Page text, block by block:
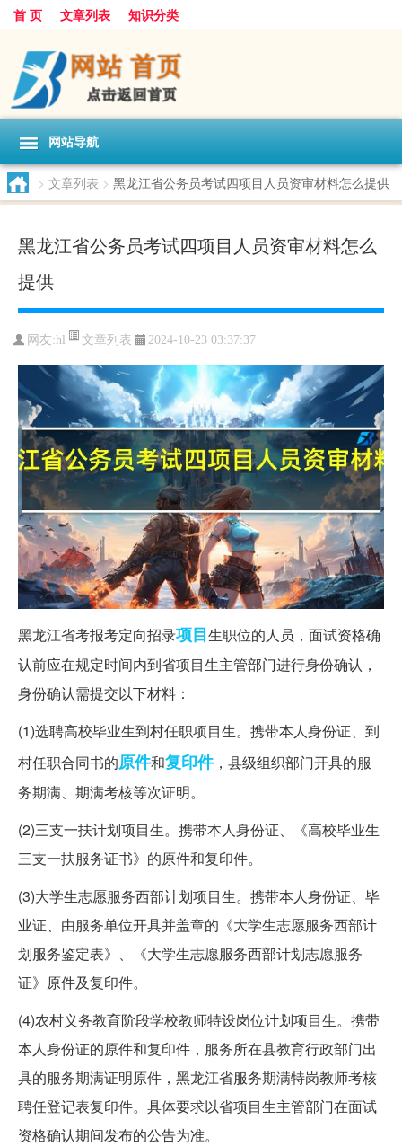
首 页 文章列表 知识分类
网站导航
> 文章列表 > 黑龙江省公务员考试四项目人员资审材料怎么提供
黑龙江省公务员考试四项目人员资审材料怎么
提供
网友:hl 文章列表 2024-10-23 03:37:37
黑龙江省考报考定向招录项目生职位的人员，面试资格确
认前应在规定时间内到省项目生主管部门进行身份确认，
身份确认需提交以下材料：
(1)选聘高校毕业生到村任职项目生。携带本人身份证、到
村任职合同书的原件和复印件，县级组织部门开具的服
务期满、期满考核等次证明。
(2)三支一扶计划项目生。携带本人身份证、《高校毕业生
三支一扶服务证书》的原件和复印件。
(3)大学生志愿服务西部计划项目生。携带本人身份证、毕
业证、由服务单位开具并盖章的《大学生志愿服务西部计
划服务鉴定表》、《大学生志愿服务西部计划志愿服务
证》原件及复印件。
(4)农村义务教育阶段学校教师特设岗位计划项目生。携带
本人身份证的原件和复印件，服务所在县教育行政部门出
具的服务期满证明原件，黑龙江省服务期满特岗教师考核
聘任登记表复印件。具体要求以省项目生主管部门在面试
资格确认期间发布的公告为准。